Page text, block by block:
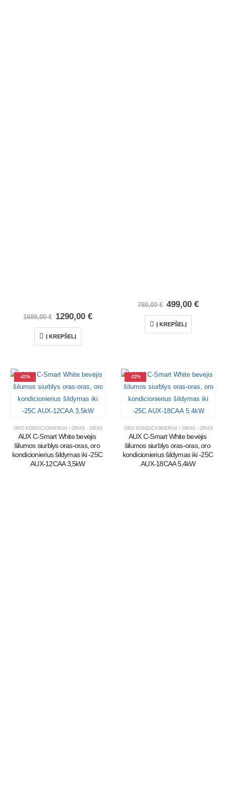
1688,00€ 1290,00€
Į KREPŠELĮ
780,00€ 499,00€
Į KREPŠELĮ
-41%
ORO KONDICIONIERIAI / ORAS - ORAS
AUX C-Smart White bevėjis
šilumos siurblys oras-oras, oro
kondicionierius šildymas iki -25C
AUX-12CAA 3,5kW
-22%
ORO KONDICIONIERIAI / ORAS - ORAS
AUX C-Smart White bevėjis
šilumos siurblys oras-oras, oro
kondicionierius šildymas iki -25C
AUX-18CAA 5,4kW